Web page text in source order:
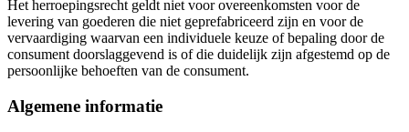
Het herroepingsrecht geldt niet voor overeenkomsten voor de
levering van goederen die niet geprefabriceerd zijn en voor de
vervaardiging waarvan een individuele keuze of bepaling door de
consument doorslaggevend is of die duidelijk zijn afgestemd op de
persoonlijke behoeften van de consument.
Algemene informatie